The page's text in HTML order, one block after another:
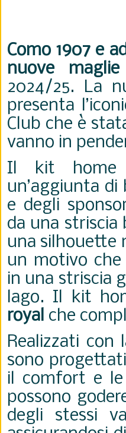
Como 1907 e
nuove
2024/25. La
presenta
Club che è
vanno in
Il kit home
un’aggiunta
e degli
da una striscia
una silhouette
un motivo che
in una striscia
lago. Il kit
royal che
Realizzati con
sono
il comfort e le
possono
degli stessi